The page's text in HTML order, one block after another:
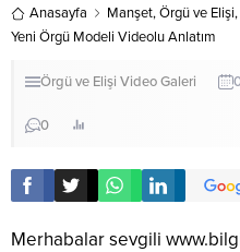
Anasayfa Manşet,Örgü ve Elişi,
Yeni Örgü Modeli Videolu Anlatım
Örgü ve Elişi Video Galeri
0
Merhabalar sevgili